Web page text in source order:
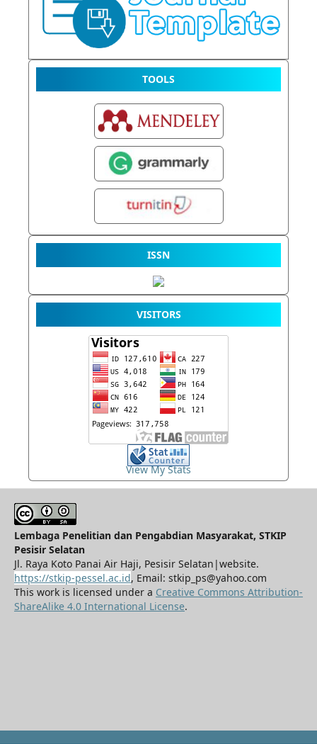
TOOLS
ISSN
VISITORS
View My Stats
Lembaga Penelitian dan Pengabdian Masyarakat, STKIP
Pesisir Selatan
Jl. Raya Koto Panai Air Haji, Pesisir Selatan|website.
https://stkip-pessel.ac.id, Email: stkip_ps@yahoo.com
This work is licensed under a Creative Commons Attribution-
ShareAlike 4.0 International License.